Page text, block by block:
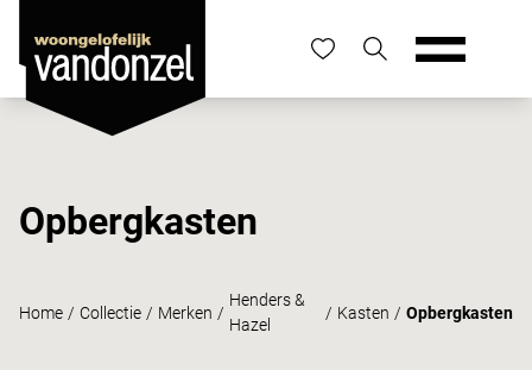
Opbergkasten
Home / Collectie / Merken /
Henders &
Hazel
/ Kasten / Opbergkasten